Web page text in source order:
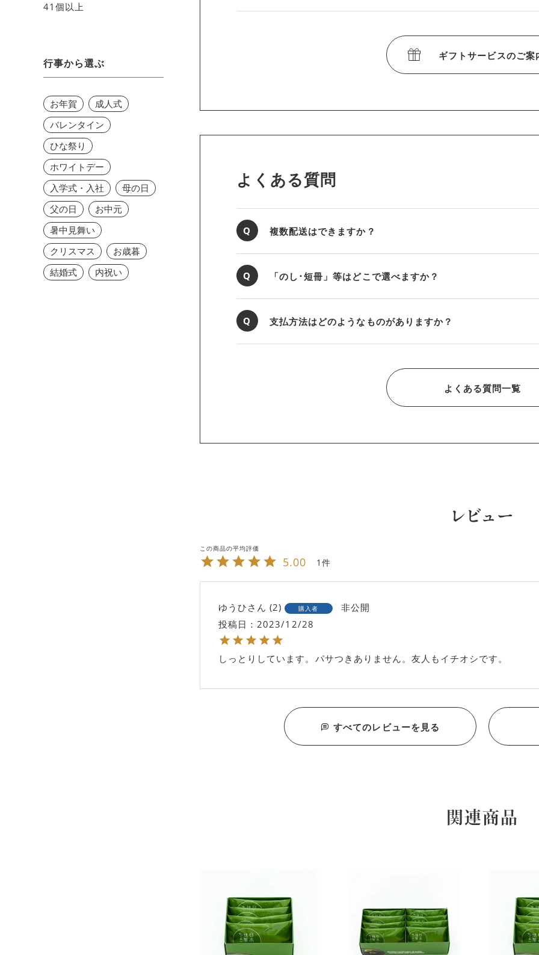
ギフトサービスのご案
よくある質問
複数配送はできますか？
「のし･短冊」等はどこで選べますか？
支払方法はどのようなものがありますか？
よくある質問一覧
レビュー
5.00 1
ゆうひ 2 購入者
非公開
投稿日
2023/12/28
しっとりしています。パサつきありません。友人もイチオシです。
すべてのレビューを見る
関連商品
41個以上
行事から選ぶ
お年賀
成人式
バレンタイン
ひな祭り
ホワイトデー
入学式・入社
母の日
父の日
お中元
暑中見舞い
クリスマス
お歳暮
結婚式
内祝い